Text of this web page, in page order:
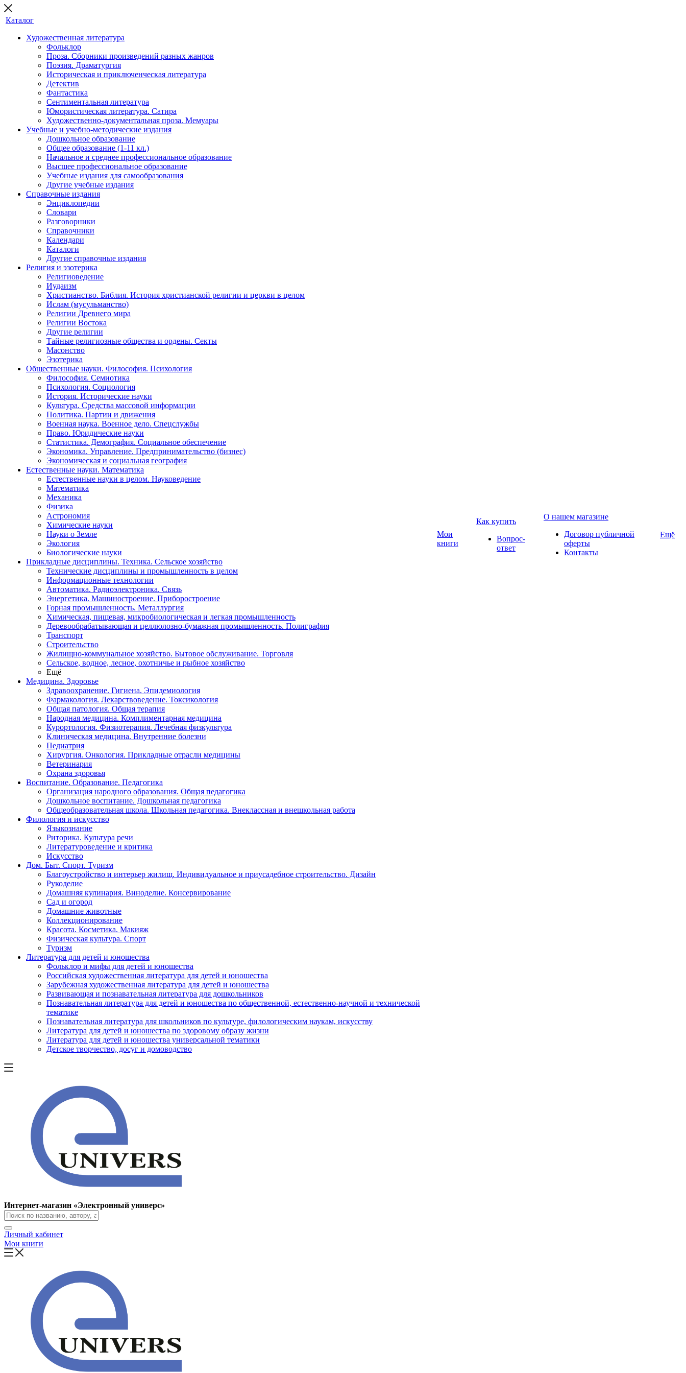
Каталог
Художественная литература
Фольклор
Проза. Сборники произведений разных жанров
Поэзия. Драматургия
Историческая и приключенческая литература
Детектив
Фантастика
Сентиментальная литература
Юмористическая литература. Сатира
Художественно-документальная проза. Мемуары
Учебные и учебно-методические издания
Дошкольное образование
Общее образование (1-11 кл.)
Начальное и среднее профессиональное образование
Высшее профессиональное образование
Учебные издания для самообразования
Другие учебные издания
Справочные издания
Энциклопедии
Словари
Разговорники
Справочники
Календари
Каталоги
Другие справочные издания
Религия и эзотерика
Религиоведение
Иудаизм
Христианство. Библия. История христианской религии и церкви в целом
Ислам (мусульманство)
Религии Древнего мира
Религии Востока
Другие религии
Тайные религиозные общества и ордены. Секты
Масонство
Эзотерика
Общественные науки. Философия. Психология
Философия. Семиотика
Психология. Социология
История. Исторические науки
Культура. Средства массовой информации
Политика. Партии и движения
Военная наука. Военное дело. Спецслужбы
Право. Юридические науки
Статистика. Демография. Социальное обеспечение
Экономика. Управление. Предпринимательство (бизнес)
Экономическая и социальная география
Естественные науки. Математика
Естественные науки в целом. Науковедение
Математика
Механика
Физика
Астрономия
Химические науки
Науки о Земле
Экология
Биологические науки
Прикладные дисциплины. Техника. Сельское хозяйство
Технические дисциплины и промышленность в целом
Информационные технологии
Автоматика. Радиоэлектроника. Связь
Энергетика. Машиностроение. Приборостроение
Горная промышленность. Металлургия
Химическая, пищевая, микробиологическая и легкая промышленность
Деревообрабатывающая и целлюлозно-бумажная промышленность. Полиграфия
Транспорт
Строительство
Жилищно-коммунальное хозяйство. Бытовое обслуживание. Торговля
Сельское, водное, лесное, охотничье и рыбное хозяйство
Ещё
Медицина. Здоровье
Здравоохранение. Гигиена. Эпидемиология
Фармакология. Лекарствоведение. Токсикология
Общая патология. Общая терапия
Народная медицина. Комплиментарная медицина
Курортология. Физиотерапия. Лечебная физкультура
Клиническая медицина. Внутренние болезни
Педиатрия
Хирургия. Онкология. Прикладные отрасли медицины
Ветеринария
Охрана здоровья
Воспитание. Образование. Педагогика
Организация народного образования. Общая педагогика
Дошкольное воспитание. Дошкольная педагогика
Общеобразовательная школа. Школьная педагогика. Внеклассная и внешкольная работа
Филология и искусство
Языкознание
Риторика. Культура речи
Литературоведение и критика
Искусство
Дом. Быт. Спорт. Туризм
Благоустройство и интерьер жилищ. Индивидуальное и приусадебное строительство. Дизайн
Рукоделие
Домашняя кулинария. Виноделие. Консервирование
Сад и огород
Домашние животные
Коллекционирование
Красота. Косметика. Макияж
Физическая культура. Спорт
Туризм
Литература для детей и юношества
Фольклор и мифы для детей и юношества
Российская художественная литература для детей и юношества
Зарубежная художественная литература для детей и юношества
Развивающая и познавательная литература для дошкольников
Познавательная литература для детей и юношества по общественной, естественно-научной и технической
тематике
Познавательная литература для школьников по культуре, филологическим наукам, искусству
Литература для детей и юношества по здоровому образу жизни
Литература для детей и юношества универсальной тематики
Детское творчество, досуг и домоводство
Мои
книги
Как купить
Вопрос-
ответ
О нашем магазине
Договор публичной
оферты
Контакты
Ещё
Интернет-магазин «Электронный универс»
Личный кабинет
Мои книги